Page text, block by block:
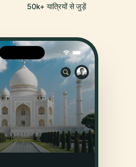
50k+ यात्रियों से जुड़ें